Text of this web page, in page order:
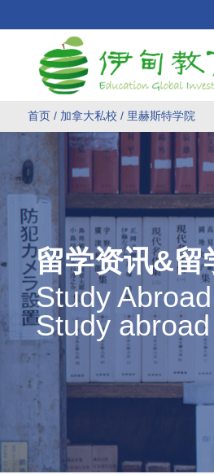
首页/ 加拿大私校 / 里赫斯特学院
留学资讯&留
Study
Study